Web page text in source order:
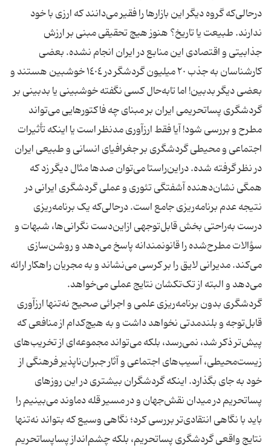
درحالی‌که گروه دیگر این بازارها را فقیر می‌دانند که ارزی با خود
ندارند. طبیعت یا تاریخ؟ هنوز هیچ تحقیقی مبنی بر ارزش
جذابیتی و اقتصادی این منابع در ایران انجام نشده. بعضی
کارشناسان به جذب ٢٠‌ میلیون گردشگر در ١٤٠٤ خوشبین هستند و
بعضی دیگر بدبین! اما تابه‌حال کسی نگفته خوشبینی یا بدبینی بر
گردشگری پساتحریمی ایران بر مبنای چه فاکتورهایی می‌تواند
مطرح و بررسی شود! آیا فقط ارزآوری مدنظر است یا اینکه تأثیرات
اجتماعی و محیطی گردشگری بر جغرافیای انسانی و طبیعی ایران
در نظر گرفته شده. دراین‌راستا می‌توان صدها مثال دیگر زد که
همگی نشان‌دهنده آشفتگی تئوری و عملی گردشگری ایرانی در
نتیجه عدم برنامه‌ریزی جامع است. درحالی‌که یک برنامه‌ریزی
درست به‌راحتی بخش قابل‌توجهی ازاین‌دست نگرانی‌ها، شبهات و
سؤالات مطرح‌شده را قانونمندانه پاسخ می‌دهد و روشن‌سازی
می‌کند. مدیرانی لایق را بر کرسی می‌نشاند و به مجریان راهکار ارائه
گردشگری بدون برنامه‌ریزی علمی و اجرائی صحیح نه‌تنها ارزآوری
قابل‌توجه و بلندمدتی نخواهد داشت و به هیچ‌کدام از منافعی که
پیش‌تر ذکر شد، نمی‌رسد، بلکه می‌تواند مجموعه‌ای از تخریب‌های
زیست‌محیطی، آسیب‌های اجتماعی و آثار جبران‌ناپذیر فرهنگی از
خود به جای بگذارد. اینکه گردشگران بیشتری در این روزهای
پساتحریم در میدان نقش‌جهان و در مسیر قله دماوند می‌بینیم را
باید با نگاهی انتقادی‌تر بررسی کرد؛ نگاهی وسیع که بتواند نه‌تنها
نتایج واقعی گردشگری پساتحریم، بلکه چشم‌انداز پساپساتحریم